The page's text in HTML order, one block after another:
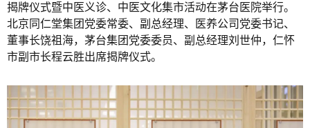
揭牌仪式暨中医义诊、中医文化集市活动在茅台医院举行。
北京同仁堂集团党委常委、副总经理、医养公司党委书记、
董事长饶祖海，茅台集团党委委员、副总经理刘世仲，仁怀
市副市长程云胜出席揭牌仪式。